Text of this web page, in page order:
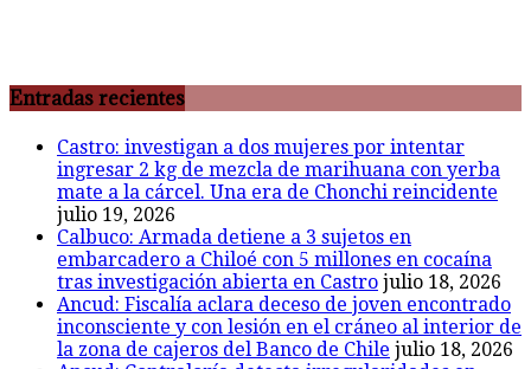
Entradas recientes
Castro: investigan a dos mujeres por intentar
ingresar 2 kg de mezcla de marihuana con yerba
mate a la cárcel. Una era de Chonchi reincidente
julio 19, 2026
Calbuco: Armada detiene a 3 sujetos en
embarcadero a Chiloé con 5 millones en cocaína
tras investigación abierta en Castro julio 18, 2026
Ancud: Fiscalía aclara deceso de joven encontrado
inconsciente y con lesión en el cráneo al interior de
la zona de cajeros del Banco de Chile julio 18, 2026